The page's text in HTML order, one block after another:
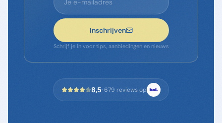
Inschrijven
Schrijf je in voor tips, aanbiedingen en nieuws
8,5·679 reviews op